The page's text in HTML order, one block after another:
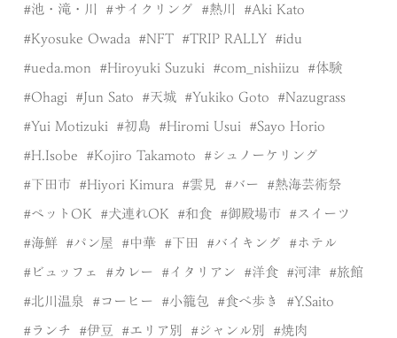
池・滝・川 サイクリング 熱川 Aki Kato
Kyosuke Owada NFT TRIP RALLY idu
ueda.mon Hiroyuki Suzuki com_nishiizu 体験
Ohagi Jun Sato 天城 Yukiko Goto Nazugrass
Yui Motizuki 初島 Hiromi Usui Sayo Horio
H.Isobe Kojiro Takamoto シュノーケリング
下田市 Hiyori Kimura 雲見 バー 熱海芸術祭
ペットOK 犬連れOK 和食 御殿場市 スイーツ
海鮮 パン屋 中華 下田 バイキング ホテル
ビュッフェ カレー イタリアン 洋食 河津 旅館
北川温泉 コーヒー 小籠包 食べ歩き Y.Saito
ランチ 伊豆 エリア別 ジャンル別 焼肉